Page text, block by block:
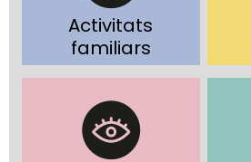
Activitats
familiars